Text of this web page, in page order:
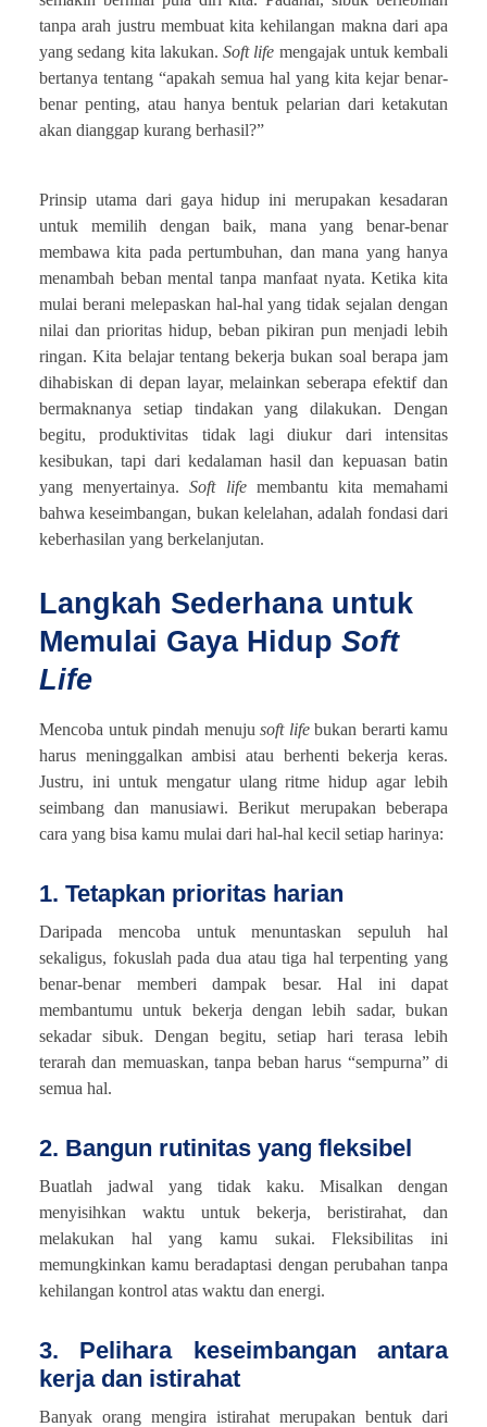
tanpa arah justru membuat kita kehilangan makna dari apa
yang sedang kita lakukan. Soft life mengajak untuk kembali
bertanya tentang “apakah semua hal yang kita kejar benar-
benar penting, atau hanya bentuk pelarian dari ketakutan
akan dianggap kurang berhasil?”
Prinsip utama dari gaya hidup ini merupakan kesadaran
untuk memilih dengan baik, mana yang benar-benar
membawa kita pada pertumbuhan, dan mana yang hanya
menambah beban mental tanpa manfaat nyata. Ketika kita
mulai berani melepaskan hal-hal yang tidak sejalan dengan
nilai dan prioritas hidup, beban pikiran pun menjadi lebih
ringan. Kita belajar tentang bekerja bukan soal berapa jam
dihabiskan di depan layar, melainkan seberapa efektif dan
bermaknanya setiap tindakan yang dilakukan. Dengan
begitu, produktivitas tidak lagi diukur dari intensitas
kesibukan, tapi dari kedalaman hasil dan kepuasan batin
yang menyertainya.Soft lifemembantu kita memahami
bahwa keseimbangan, bukan kelelahan, adalah fondasi dari
keberhasilan yang berkelanjutan.
Langkah Sederhana untuk
Memulai Gaya Hidup Soft
Life
Mencoba untuk pindah menuju soft lifebukan berarti kamu
harus meninggalkan ambisi atau berhenti bekerja keras.
Justru, ini untuk mengatur ulang ritme hidup agar lebih
seimbang dan manusiawi. Berikut merupakan beberapa
cara yang bisa kamu mulai dari hal-hal kecil setiap harinya:
1. Tetapkan prioritas harian
Daripada mencoba untuk menuntaskan sepuluh hal
sekaligus, fokuslah pada dua atau tiga hal terpenting yang
benar-benar memberi dampak besar. Hal ini dapat
membantumu untuk bekerja dengan lebih sadar, bukan
sekadar sibuk. Dengan begitu, setiap hari terasa lebih
terarah dan memuaskan, tanpa beban harus “sempurna” di
semua hal.
2. Bangun rutinitas yang fleksibel
Buatlah jadwal yang tidak kaku. Misalkan dengan
menyisihkan waktu untuk bekerja, beristirahat, dan
melakukan hal yang kamu sukai. Fleksibilitas ini
memungkinkan kamu beradaptasi dengan perubahan tanpa
kehilangan kontrol atas waktu dan energi.
3. Pelihara keseimbangan antara
kerja dan istirahat
Banyak orang mengira istirahat merupakan bentuk dari